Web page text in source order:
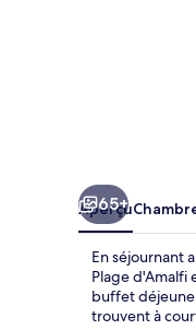
65+
Aperçu
En séjournant
Plage d'Amalfi
buffet
trouvent à